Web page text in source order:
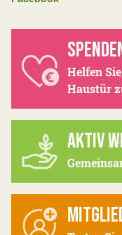
Helfen
Haustür
AKTIV